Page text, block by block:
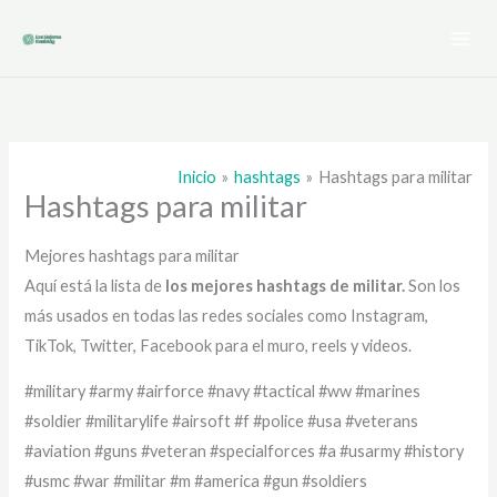
Inicio hashtags Hashtags para militar
Hashtags para militar
Mejores hashtags para militar
Aquí está la lista de los mejores hashtags de militar.Son los
más usados en todas las redes sociales como Instagram,
TikTok, Twitter, Facebook para el muro, reels y videos.
#military #army #airforce #navy #tactical #ww #marines
#soldier #militarylife #airsoft #f #police #usa #veterans
#aviation #guns #veteran #specialforces #a #usarmy #history
#usmc #war #militar #m #america #gun #soldiers